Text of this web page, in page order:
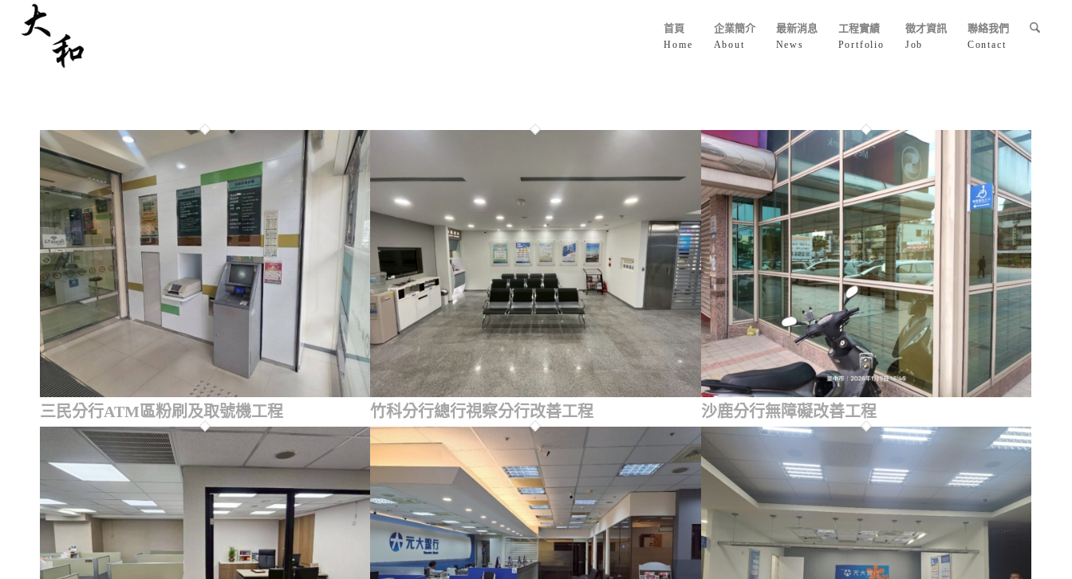
首頁
Home
企業簡介
About
最新消息
News
工程實績
Portfolio
徵才資訊
Job
聯絡我們
Contact
三民分行ATM區粉刷及取號機工程 竹科分行總行視察分行改善工程 沙鹿分行無障礙改善工程